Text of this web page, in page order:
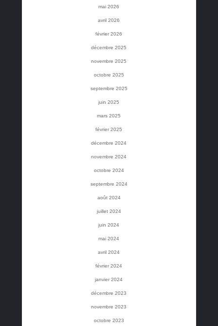
mai 2026
avril 2026
février 2026
décembre 2025
novembre 2025
octobre 2025
septembre 2025
juin 2025
mars 2025
février 2025
décembre 2024
novembre 2024
octobre 2024
septembre 2024
août 2024
juillet 2024
juin 2024
mai 2024
avril 2024
février 2024
janvier 2024
décembre 2023
novembre 2023
octobre 2023